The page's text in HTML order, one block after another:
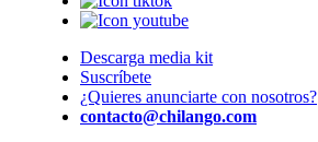
Descarga media kit
Suscríbete
¿Quieres anunciarte con nosotros?
contacto@chilango.com